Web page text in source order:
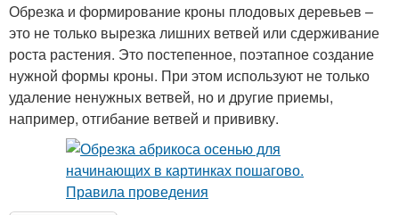
Обрезка и формирование кроны плодовых деревьев –
это не только вырезка лишних ветвей или сдерживание
роста растения. Это постепенное, поэтапное создание
нужной формы кроны. При этом используют не только
удаление ненужных ветвей, но и другие приемы,
например, отгибание ветвей и прививку.